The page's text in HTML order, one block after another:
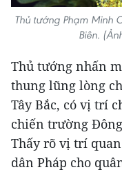
Thủ tướng Phạm Minh
Biên.
Thủ tướng nhấn
thung lũng lòng
Tây Bắc, có vị trí
chiến trường
Thấy rõ vị trí
dân Pháp cho